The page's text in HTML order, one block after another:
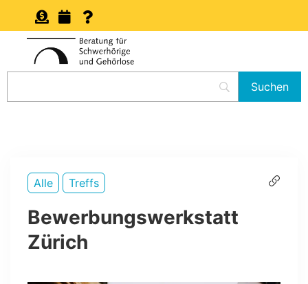
Alle Treffs
Bewerbungswerkstatt
Zürich